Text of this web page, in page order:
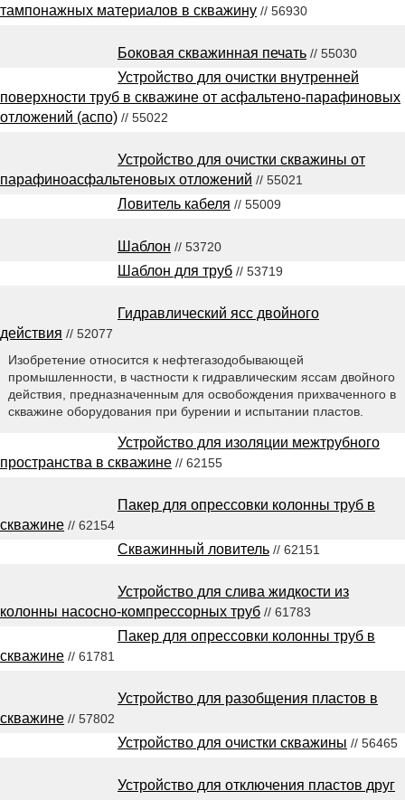
тампонажных материалов в скважину // 56930
Боковая скважинная печать // 55030
Устройство для очистки внутренней
поверхности труб в скважине от асфальтено-парафиновых
отложений (аспо) // 55022
Устройство для очистки скважины от
парафиноасфальтеновых отложений // 55021
Ловитель кабеля // 55009
Шаблон // 53720
Шаблон для труб // 53719
Гидравлический ясс двойного
действия // 52077
Изобретение относится к нефтегазодобывающей
промышленности, в частности к гидравлическим яссам двойного
действия, предназначенным для освобождения прихваченного в
скважине оборудования при бурении и испытании пластов.
Устройство для изоляции межтрубного
пространства в скважине // 62155
Пакер для опрессовки колонны труб в
скважине // 62154
Скважинный ловитель // 62151
Устройство для слива жидкости из
колонны насосно-компрессорных труб // 61783
Пакер для опрессовки колонны труб в
скважине // 61781
Устройство для разобщения пластов в
скважине // 57802
Устройство для очистки скважины // 56465
Устройство для отключения пластов друг